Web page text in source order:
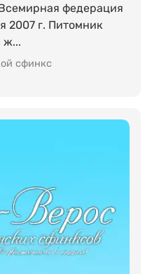
федерация
2007 г. Питомник
ж...
сфинкс